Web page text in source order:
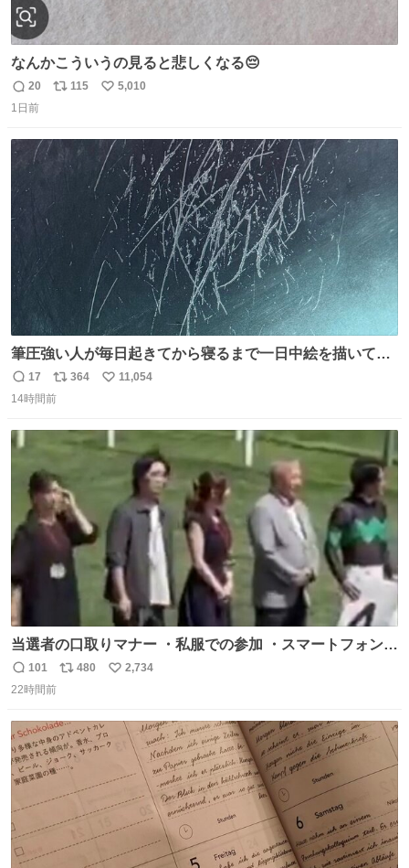
なんかこういうの見ると悲しくなる😔
返
信
20
リ
ト
数
115
い
数
5,010
1日前
筆圧強い人が毎日起きてから寝るまで一日中絵を描いてる
とこうなる。 異常事態です。
返
信
17
リ
ポ
ト
364
い
数
11,054
14時間前
当選者の口取りマナー ・私服での参加 ・スマートフォンで
の撮影 ・調教師へ自分から握手を求める行為 ・シャツをズ
ボンにインしていない服装 ・ボディーバッグの着用 私も口
ほしい #DMMバヌーシ
返
信
101
リ
ト
数
480
い
数
2,734
22時間前